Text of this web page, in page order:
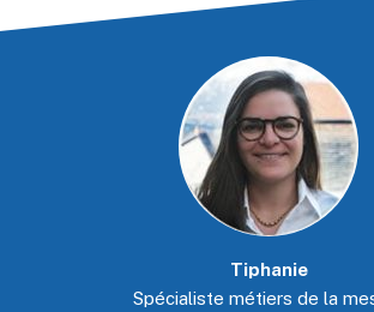
Tiphanie
Spécialiste métiers de la